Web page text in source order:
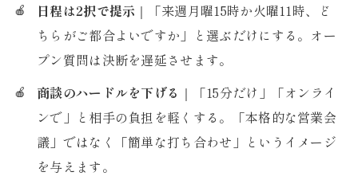
日程は2択で提示 ｜「来週月曜15時か火曜11時、ど
ちらがご都合よいですか」と選ぶだけにする。オー
プン質問は決断を遅延させます。
商談のハードルを下げる ｜「15分だけ」「オンライ
ンで」と相手の負担を軽くする。「本格的な営業会
議」ではなく「簡単な打ち合わせ」というイメージ
を与えます。